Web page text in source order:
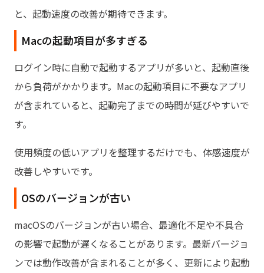
と、起動速度の改善が期待できます。
Macの起動項目が多すぎる
ログイン時に自動で起動するアプリが多いと、起動直後
から負荷がかかります。Macの起動項目に不要なアプリ
が含まれていると、起動完了までの時間が延びやすいで
す。
使用頻度の低いアプリを整理するだけでも、体感速度が
改善しやすいです。
OSのバージョンが古い
macOSのバージョンが古い場合、最適化不足や不具合
の影響で起動が遅くなることがあります。最新バージョ
ンでは動作改善が含まれることが多く、更新により起動